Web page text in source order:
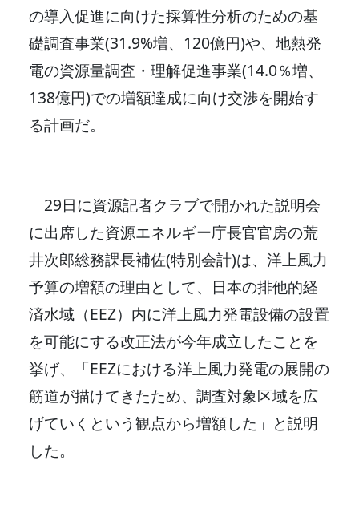
の導入促進に向けた採算性分析のための基
礎調査事業(31.9%増、120億円)や、地熱発
電の資源量調査・理解促進事業(14.0％増、
138億円)での増額達成に向け交渉を開始す
る計画だ。
29日に資源記者クラブで開かれた説明会
に出席した資源エネルギー庁長官官房の荒
井次郎総務課長補佐(特別会計)は、洋上風力
予算の増額の理由として、日本の排他的経
済水域（EEZ）内に洋上風力発電設備の設置
を可能にする改正法が今年成立したことを
挙げ、「EEZにおける洋上風力発電の展開の
筋道が描けてきたため、調査対象区域を広
げていくという観点から増額した」と説明
した。